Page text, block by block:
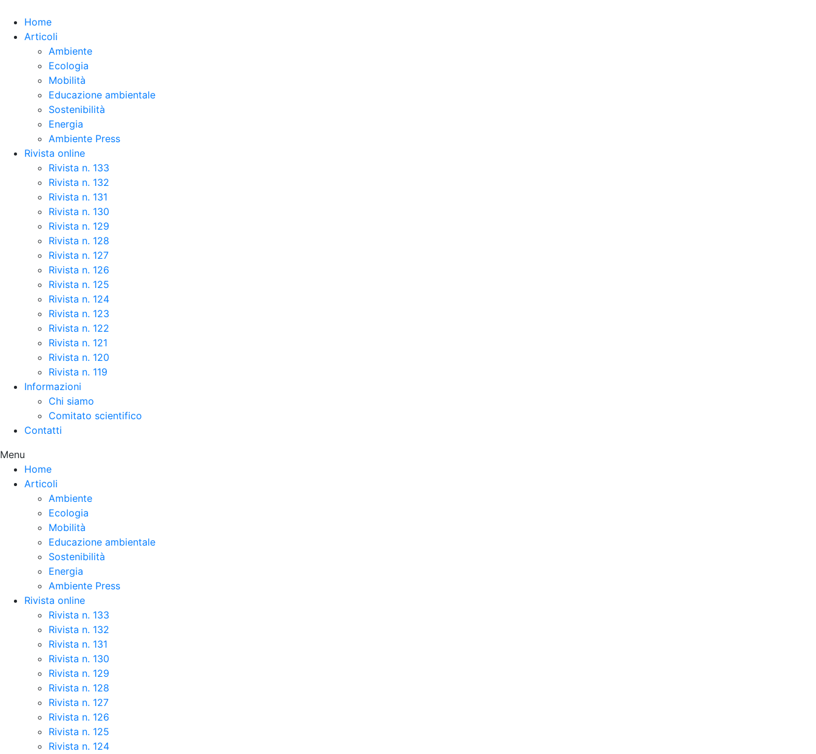
Home
Articoli
Ambiente
Ecologia
Mobilità
Educazione ambientale
Sostenibilità
Energia
Ambiente Press
Rivista online
Rivista n. 133
Rivista n. 132
Rivista n. 131
Rivista n. 130
Rivista n. 129
Rivista n. 128
Rivista n. 127
Rivista n. 126
Rivista n. 125
Rivista n. 124
Rivista n. 123
Rivista n. 122
Rivista n. 121
Rivista n. 120
Rivista n. 119
Informazioni
Chi siamo
Comitato scientifico
Contatti
Menu
Home
Articoli
Ambiente
Ecologia
Mobilità
Educazione ambientale
Sostenibilità
Energia
Ambiente Press
Rivista online
Rivista n. 133
Rivista n. 132
Rivista n. 131
Rivista n. 130
Rivista n. 129
Rivista n. 128
Rivista n. 127
Rivista n. 126
Rivista n. 125
Rivista n. 124